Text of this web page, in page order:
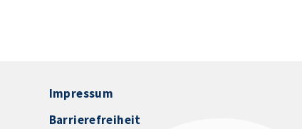
Impressum
Barrierefreiheit